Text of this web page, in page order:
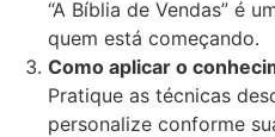
“A Bíblia de Vendas” é
quem está começando.
Como aplicar o
Pratique as técnicas
personalize conforme